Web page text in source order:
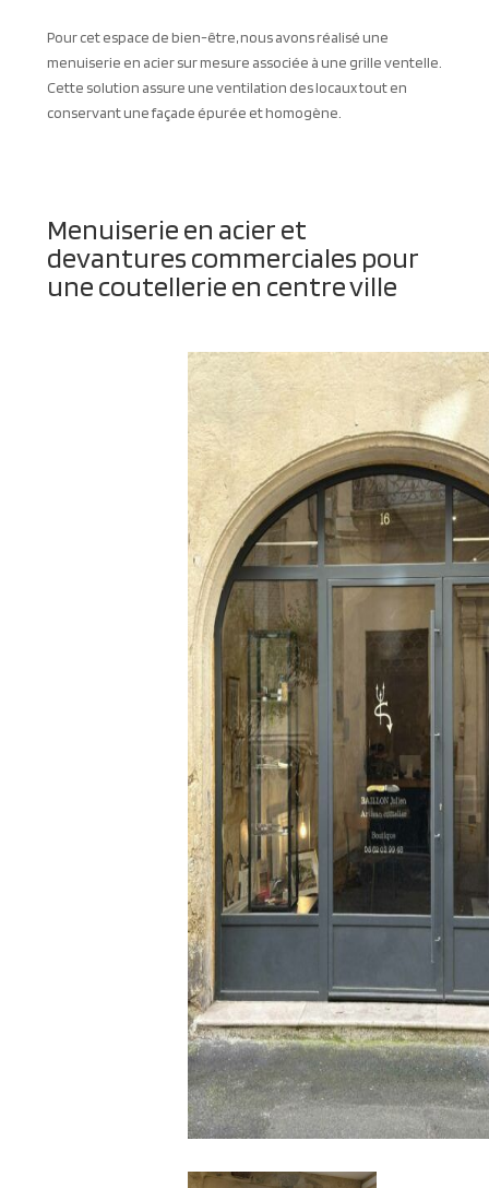
Pour cet espace de bien-être, nous avons réalisé une
menuiserie en acier sur mesure associée à une grille ventelle.
Cette solution assure une ventilation des locaux tout en
conservant une façade épurée et homogène.
Menuiserie en acier et
devantures commerciales pour
une coutellerie en centre ville